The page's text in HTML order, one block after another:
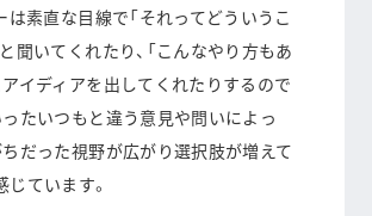
は素直な目線で「それってどういうこ
聞いてくれたり、「こんなやり方もあ
アイディアを出してくれたりするので
たいつもと違う意見や問いによっ
ちだった視野が広がり選択肢が増えて
じています。